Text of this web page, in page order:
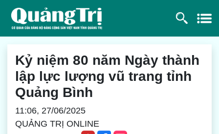
Kỷ niệm 80 năm Ngày thành
lập lực lượng vũ trang tỉnh
Quảng Bình
11:06, 27/06/2025
QUẢNG TRỊ ONLINE